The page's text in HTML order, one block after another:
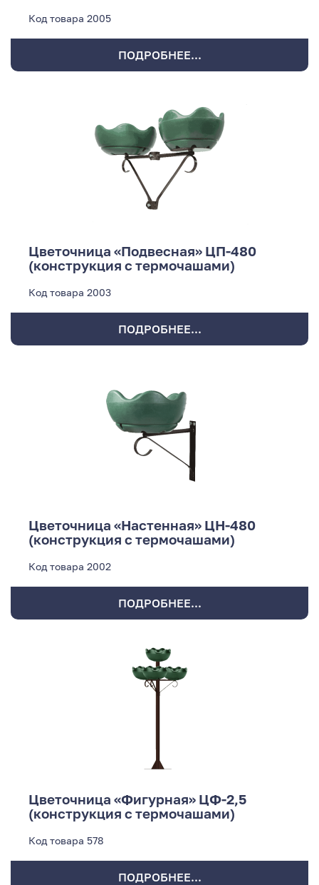
Код товара 2005
ПОДРОБНЕЕ...
Цветочница «Подвесная» ЦП-480
(конструкция с термочашами)
Код товара 2003
ПОДРОБНЕЕ...
Цветочница «Настенная» ЦН-480
(конструкция с термочашами)
Код товара 2002
ПОДРОБНЕЕ...
Цветочница «Фигурная» ЦФ-2,5
(конструкция с термочашами)
Код товара 578
ПОДРОБНЕЕ...